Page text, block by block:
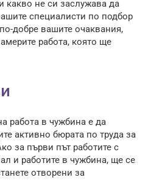
какво не си заслужава да
специалисти по подбор
добре вашите очаквания,
работа, която ще
работа в чужбина е да
активно бюрата по труда за
за първи път работите с
и работите в чужбина, ще се
отворени за